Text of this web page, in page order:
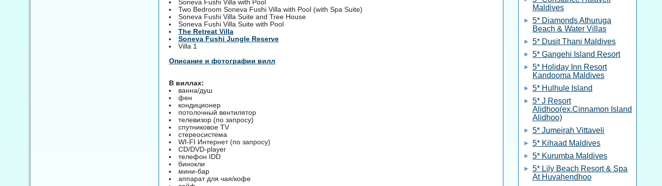
Soneva Fushi Villa with Pool
Two Bedroom Soneva Fushi Villa with Pool (with Spa Suite)
Soneva Fushi Villa Suite and Tree House
Soneva Fushi Villa Suite with Pool
The Retreat Villa
Soneva Fushi Jungle Reserve
Villa 1
Описание и фотографии вилл
В виллах:
ванна/душ
фен
кондиционер
потолочный вентилятор
телевизор (по запросу)
спутниковое TV
стереосистема
WI-FI Интернет (по запросу)
CD/DVD-player
телефон IDD
бинокли
мини-бар
аппарат для чая/кофе
Maldives
5* Diamonds Athuruga
Beach & Water Villas
5* Dusit Thani Maldives
5* Gangehi Island Resort
5* Holiday Inn Resort
Kandooma Maldives
5* Hulhule Island
5* J Resort
Alidhoo(ex.Cinnamon Island
Alidhoo)
5* Jumeirah Vittaveli
5* Kihaad Maldives
5* Kurumba Maldives
5* Lily Beach Resort & Spa
At Huvahendhoo